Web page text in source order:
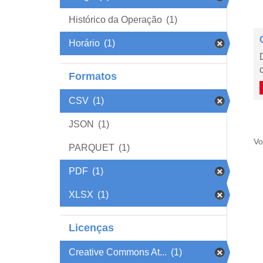
Histórico da Operação (1)
Horário (1)
Formatos
CSV (1)
JSON (1)
PARQUET (1)
PDF (1)
XLSX (1)
Licenças
Creative Commons At... (1)